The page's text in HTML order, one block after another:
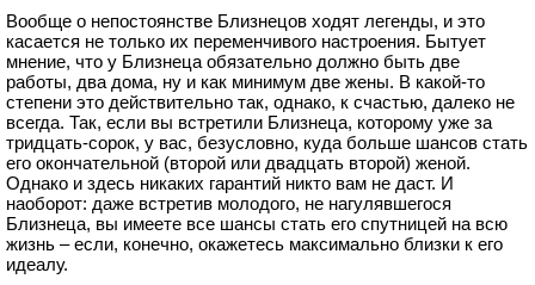
Вообще о непостоянстве Близнецов ходят легенды, и это
касается не только их переменчивого настроения. Бытует
мнение, что у Близнеца обязательно должно быть две
работы, два дома, ну и как минимум две жены. В какой-то
степени это действительно так, однако, к счастью, далеко не
всегда. Так, если вы встретили Близнеца, которому уже за
тридцать-сорок, у вас, безусловно, куда больше шансов стать
его окончательной (второй или двадцать второй) женой.
Однако и здесь никаких гарантий никто вам не даст. И
наоборот: даже встретив молодого, не нагулявшегося
Близнеца, вы имеете все шансы стать его спутницей на всю
жизнь – если, конечно, окажетесь максимально близки к его
идеалу.